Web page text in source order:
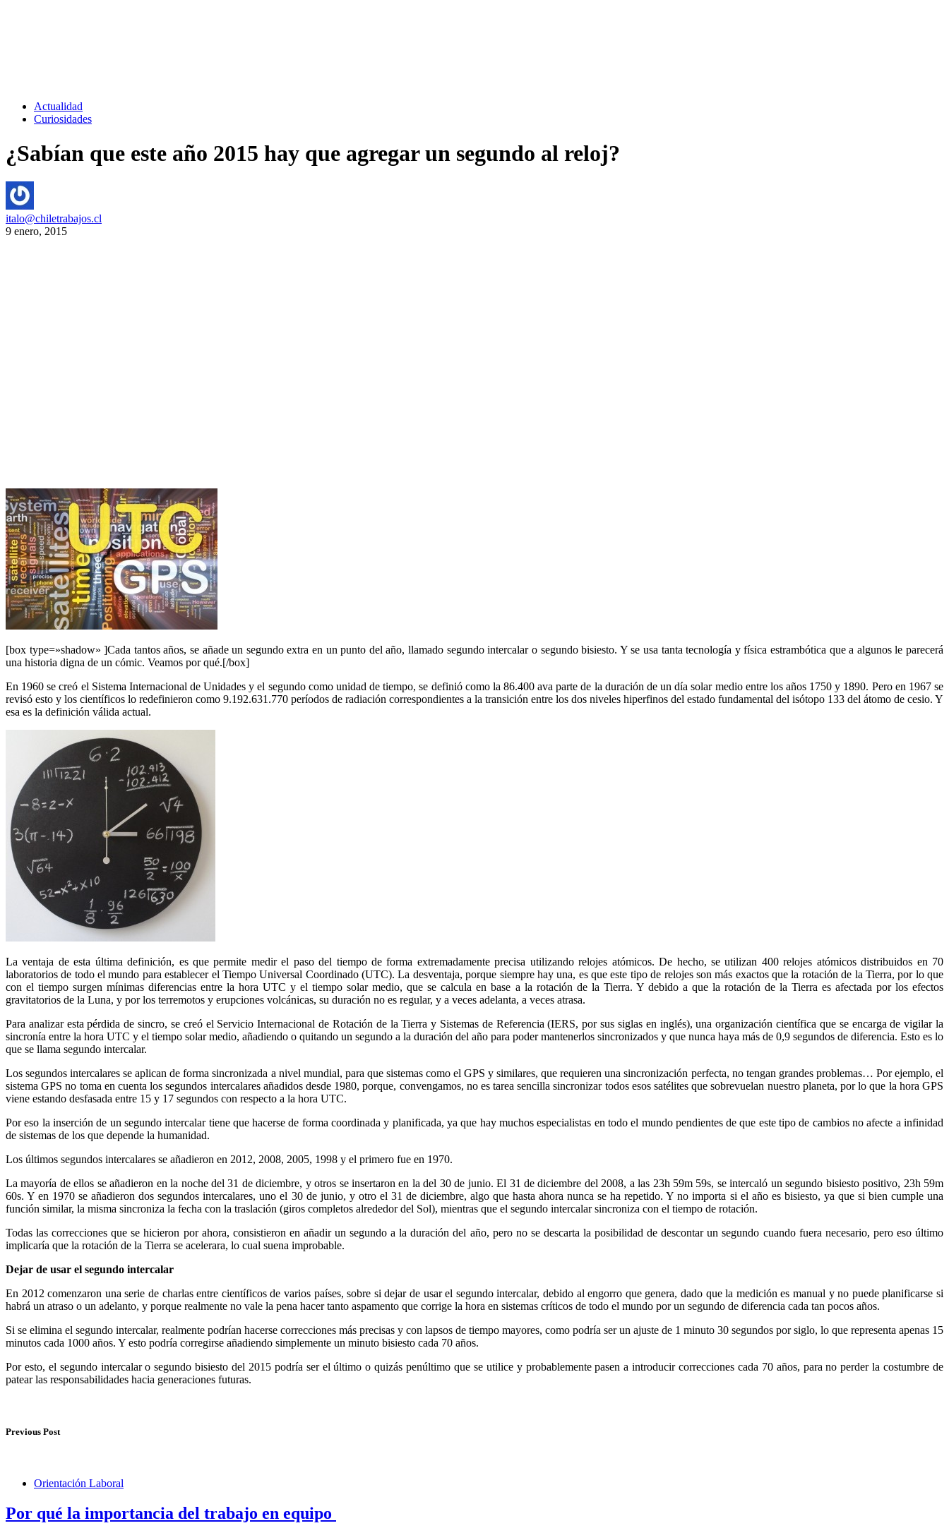
Actualidad
Curiosidades
¿Sabían que este año 2015 hay que agregar un segundo al reloj?
italo@chiletrabajos.cl
9 enero, 2015
[box type=»shadow» ]Cada tantos años, se añade un segundo extra en un punto del año, llamado segundo intercalar o segundo bisiesto. Y se usa tanta tecnología y física estrambótica que a algunos le parecerá
una historia digna de un cómic. Veamos por qué.[/box]
En 1960 se creó el Sistema Internacional de Unidades y el segundo como unidad de tiempo, se definió como la 86.400 ava parte de la duración de un día solar medio entre los años 1750 y 1890. Pero en 1967 se
revisó esto y los científicos lo redefinieron como 9.192.631.770 períodos de radiación correspondientes a la transición entre los dos niveles hiperfinos del estado fundamental del isótopo 133 del átomo de cesio. Y
esa es la definición válida actual.
La ventaja de esta última definición, es que permite medir el paso del tiempo de forma extremadamente precisa utilizando relojes atómicos. De hecho, se utilizan 400 relojes atómicos distribuidos en 70
laboratorios de todo el mundo para establecer el Tiempo Universal Coordinado (UTC). La desventaja, porque siempre hay una, es que este tipo de relojes son más exactos que la rotación de la Tierra, por lo que
con el tiempo surgen mínimas diferencias entre la hora UTC y el tiempo solar medio, que se calcula en base a la rotación de la Tierra. Y debido a que la rotación de la Tierra es afectada por los efectos
gravitatorios de la Luna, y por los terremotos y erupciones volcánicas, su duración no es regular, y a veces adelanta, a veces atrasa.
Para analizar esta pérdida de sincro, se creó el Servicio Internacional de Rotación de la Tierra y Sistemas de Referencia (IERS, por sus siglas en inglés), una organización científica que se encarga de vigilar la
sincronía entre la hora UTC y el tiempo solar medio, añadiendo o quitando un segundo a la duración del año para poder mantenerlos sincronizados y que nunca haya más de 0,9 segundos de diferencia. Esto es lo
que se llama segundo intercalar.
Los segundos intercalares se aplican de forma sincronizada a nivel mundial, para que sistemas como el GPS y similares, que requieren una sincronización perfecta, no tengan grandes problemas… Por ejemplo, el
sistema GPS no toma en cuenta los segundos intercalares añadidos desde 1980, porque, convengamos, no es tarea sencilla sincronizar todos esos satélites que sobrevuelan nuestro planeta, por lo que la hora GPS
viene estando desfasada entre 15 y 17 segundos con respecto a la hora UTC.
Por eso la inserción de un segundo intercalar tiene que hacerse de forma coordinada y planificada, ya que hay muchos especialistas en todo el mundo pendientes de que este tipo de cambios no afecte a infinidad
de sistemas de los que depende la humanidad.
Los últimos segundos intercalares se añadieron en 2012, 2008, 2005, 1998 y el primero fue en 1970.
La mayoría de ellos se añadieron en la noche del 31 de diciembre, y otros se insertaron en la del 30 de junio. El 31 de diciembre del 2008, a las 23h 59m 59s, se intercaló un segundo bisiesto positivo, 23h 59m
60s. Y en 1970 se añadieron dos segundos intercalares, uno el 30 de junio, y otro el 31 de diciembre, algo que hasta ahora nunca se ha repetido. Y no importa si el año es bisiesto, ya que si bien cumple una
función similar, la misma sincroniza la fecha con la traslación (giros completos alrededor del Sol), mientras que el segundo intercalar sincroniza con el tiempo de rotación.
Todas las correcciones que se hicieron por ahora, consistieron en añadir un segundo a la duración del año, pero no se descarta la posibilidad de descontar un segundo cuando fuera necesario, pero eso último
implicaría que la rotación de la Tierra se acelerara, lo cual suena improbable.
Dejar de usar el segundo intercalar
En 2012 comenzaron una serie de charlas entre científicos de varios países, sobre si dejar de usar el segundo intercalar, debido al engorro que genera, dado que la medición es manual y no puede planificarse si
habrá un atraso o un adelanto, y porque realmente no vale la pena hacer tanto aspamento que corrige la hora en sistemas críticos de todo el mundo por un segundo de diferencia cada tan pocos años.
Si se elimina el segundo intercalar, realmente podrían hacerse correcciones más precisas y con lapsos de tiempo mayores, como podría ser un ajuste de 1 minuto 30 segundos por siglo, lo que representa apenas 15
minutos cada 1000 años. Y esto podría corregirse añadiendo simplemente un minuto bisiesto cada 70 años.
Por esto, el segundo intercalar o segundo bisiesto del 2015 podría ser el último o quizás penúltimo que se utilice y probablemente pasen a introducir correcciones cada 70 años, para no perder la costumbre de
patear las responsabilidades hacia generaciones futuras.
Previous Post
Orientación Laboral
Por qué la importancia del trabajo en equipo